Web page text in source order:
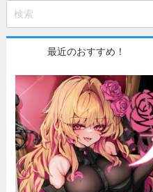
最近のおすすめ！